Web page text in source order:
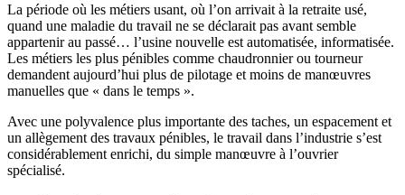
La période où les métiers usant, où l’on arrivait à la retraite usé,
quand une maladie du travail ne se déclarait pas avant semble
appartenir au passé… l’usine nouvelle est automatisée, informatisée.
Les métiers les plus pénibles comme chaudronnier ou tourneur
demandent aujourd’hui plus de pilotage et moins de manœuvres
manuelles que « dans le temps ».
Avec une polyvalence plus importante des taches, un espacement et
un allègement des travaux pénibles, le travail dans l’industrie s’est
considérablement enrichi, du simple manœuvre à l’ouvrier
spécialisé.